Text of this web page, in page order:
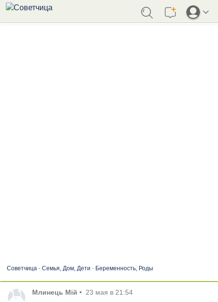
Советчица- Семья, Дом, Дети - Беременность, Роды
Млинець Мій • 23 мая в 21:54